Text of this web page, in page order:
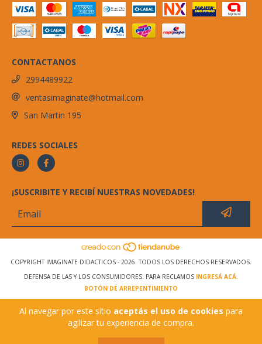
Al navegar por este sitio aceptás el uso de cookies para
agilizar tu experiencia de compra.
CONTACTANOS
2994489922
ventasimaginate@hotmail.com
San Martin 195
REDES SOCIALES
¡SUSCRIBITE Y RECIBÍ NUESTRAS NOVEDADES!
COPYRIGHT IMAGINATE DIDACTICOS - 2026. TODOS LOS DERECHOS RESERVADOS.
DEFENSA DE LAS Y LOS CONSUMIDORES. PARA RECLAMOS INGRESÁ ACÁ.
BOTÓN DE ARREPENTIMIENTO